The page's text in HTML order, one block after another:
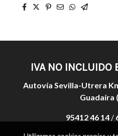
IVA NO INCLUIDO
Autovía Sevilla-Utrera
Guadaíra
95412 46 14 /